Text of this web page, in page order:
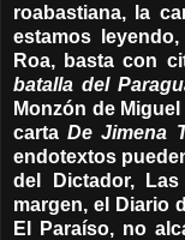
roabastiana, la
estamos
Roa, basta con
batalla del
Monzón de
cartaDe Jimena
endotextos
del Dictador,
margen, el Diario
El Paraíso, no